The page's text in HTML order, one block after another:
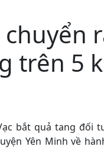
trên 5
bắt quả tang đối
Yên Minh về